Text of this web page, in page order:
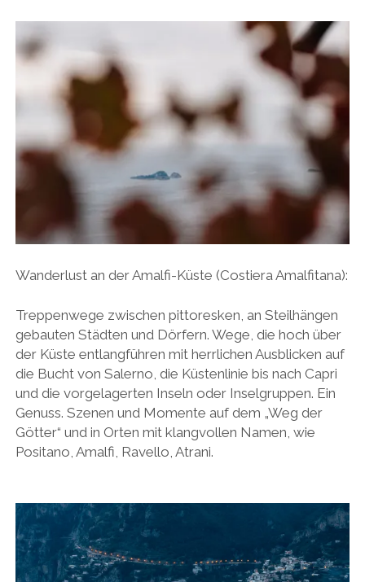
Wanderlust an der Amalfi-Küste (Costiera Amalfitana):
Treppenwege zwischen pittoresken, an Steilhängen
gebauten Städten und Dörfern. Wege, die hoch über
der Küste entlangführen mit herrlichen Ausblicken auf
die Bucht von Salerno, die Küstenlinie bis nach Capri
und die vorgelagerten Inseln oder Inselgruppen. Ein
Genuss. Szenen und Momente auf dem „Weg der
Götter“ und in Orten mit klangvollen Namen, wie
Positano, Amalfi, Ravello, Atrani.